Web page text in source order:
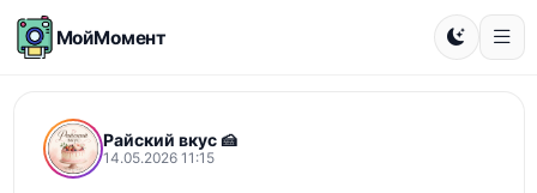
МойМомент
Райский вкус 🍰
14.05.2026 11:15